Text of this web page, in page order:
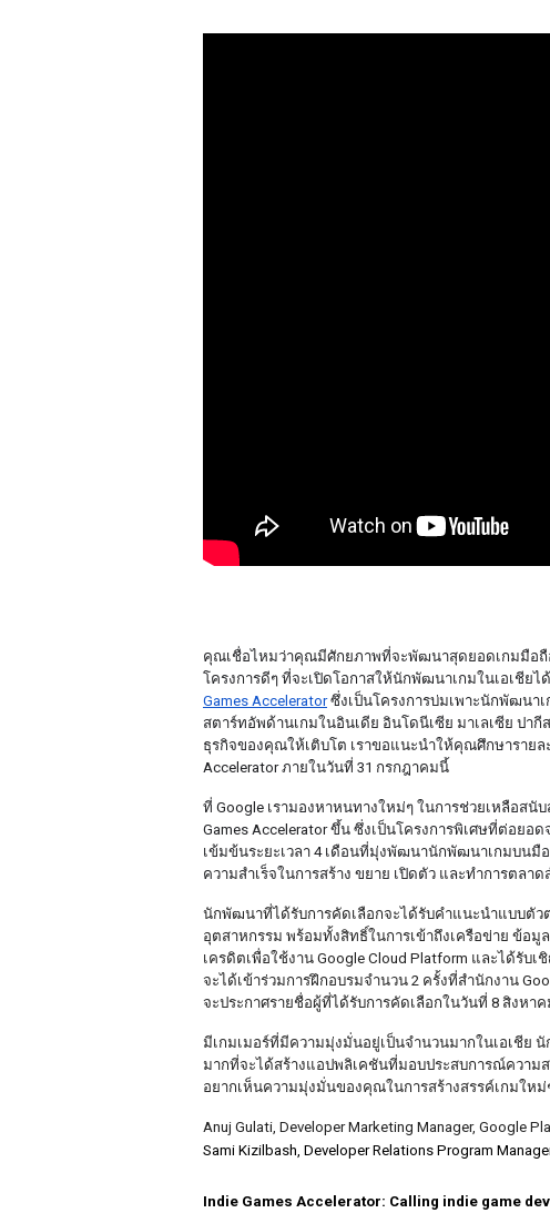
คุณเชื่อไหมว่าคุณมีศักยภาพที่จะพัฒนาสุดยอดเกมมือถื
โครงการดีๆ ที่จะเปิดโอกาสให้นักพัฒนาเกมในเอเชีย
Games Accelerator ซึ่งเป็นโครงการบ่มเพาะนักพัฒนา
สตาร์ทอัพด้านเกมในอินเดีย อินโดนีเซีย มาเลเซีย ปา
ธุรกิจของคุณให้เติบโต เราขอแนะนำให้คุณศึกษารายล
Accelerator ภายในวันที่ 31 กรกฎาคมนี้
ที่ Google เรามองหาหนทางใหม่ๆ ในการช่วยเหลือส
Games Accelerator ขึ้น ซึ่งเป็นโครงการพิเศษที่ต่อยอด
เข้มข้นระยะเวลา 4 เดือนที่มุ่งพัฒนานักพัฒนาเกมบนมื
ความสำเร็จในการสร้าง ขยาย เปิดตัว และทำการตลา
นักพัฒนาที่ได้รับการคัดเลือกจะได้รับคำแนะนำแบบตัว
อุตสาหกรรม พร้อมทั้งสิทธิ์ในการเข้าถึงเครือข่าย ข้อมู
เครดิตเพื่อใช้งาน Google Cloud Platform และได้รับ
จะได้เข้าร่วมการฝึกอบรมจำนวน 2 ครั้งที่สำนักงาน
จะประกาศรายชื่อผู้ที่ได้รับการคัดเลือกในวันที่ 8 สิงหา
มีเกมเมอร์ที่มีความมุ่งมั่นอยู่เป็นจำนวนมากในเอเชี
มากที่จะได้สร้างแอปพลิเคชันที่มอบประสบการณ์ความ
อยากเห็นความมุ่งมั่นของคุณในการสร้างสรรค์เกมใหม่
Anuj Gulati, Developer Marketing Manager, Google
Sami Kizilbash, Developer Relations Program
Indie Games Accelerator: Calling indie game